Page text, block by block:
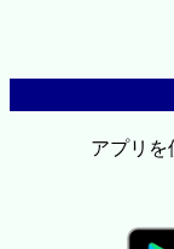
アプリを